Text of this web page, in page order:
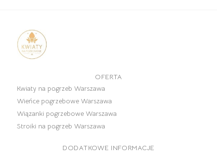
OFERTA
Kwiaty na pogrzeb Warszawa
Wieńce pogrzebowe Warszawa
Wiązanki pogrzebowe Warszawa
Stroiki na pogrzeb Warszawa
DODATKOWE INFORMACJE